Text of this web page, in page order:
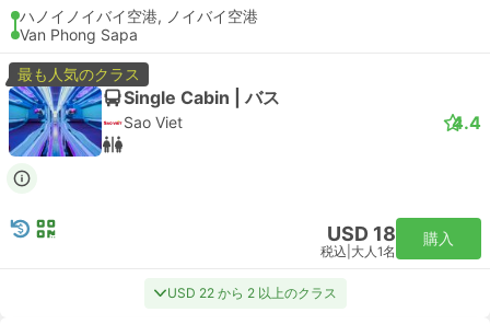
ハノイノイバイ空港, ノイバイ空港
Van Phong Sapa
最も人気のクラス
Single Cabin | バス
Sao Viet 4.4
USD 18
税込 大人1名
購入
USD 22 から 2 以上のクラス